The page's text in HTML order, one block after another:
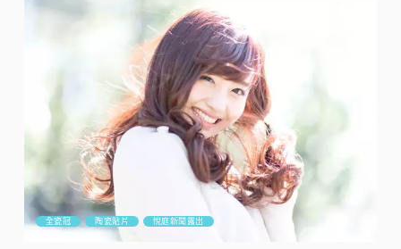
全瓷冠 陶瓷貼片 悅庭新聞露出